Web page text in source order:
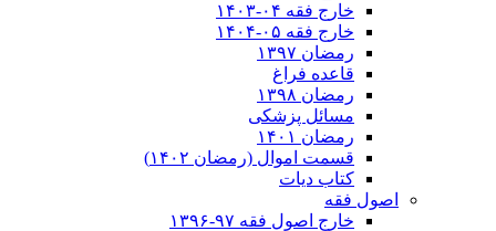
خارج فقه ۰۴-۱۴۰۳
خارج فقه ۰۵-۱۴۰۴
رمضان ۱۳۹۷
قاعده فراغ
رمضان ۱۳۹۸
مسائل پزشکی
رمضان ۱۴۰۱
قسمت اموال (رمضان ۱۴۰۲)
کتاب دیات
اصول فقه
خارج اصول فقه ۹۷-۱۳۹۶